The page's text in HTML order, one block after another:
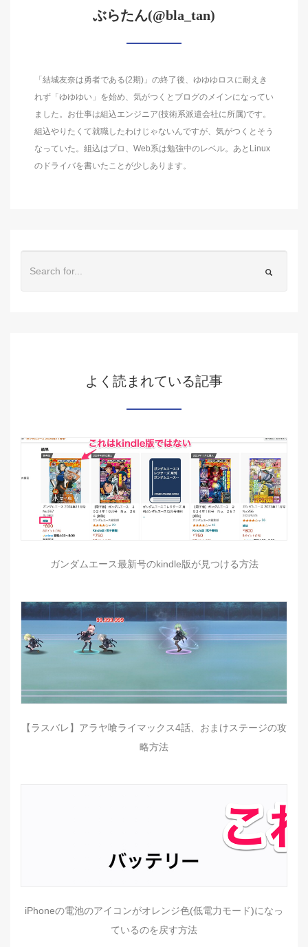
ぶらたん(@bla_tan)
「結城友奈は勇者である(2期)」の終了後、ゆゆゆロスに耐えき
れず「ゆゆゆい」を始め、気がつくとブログのメインになってい
ました。お仕事は組込エンジニア(技術系派遣会社に所属)です。
組込やりたくて就職したわけじゃないんですが、気がつくとそう
なっていた。組込はプロ、Web系は勉強中のレベル。あとLinux
のドライバを書いたことが少しあります。
よく読まれている記事
ガンダムエース最新号のkindle版が見つける方法
【ラスバレ】アラヤ喰ライマックス4話、おまけステージの攻
略方法
iPhoneの電池のアイコンがオレンジ色(低電力モード)になっ
ているのを戻す方法